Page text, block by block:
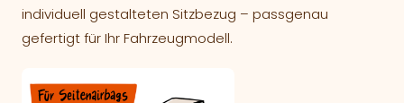
individuell gestalteten Sitzbezug – passgenau
gefertigt für Ihr Fahrzeugmodell.